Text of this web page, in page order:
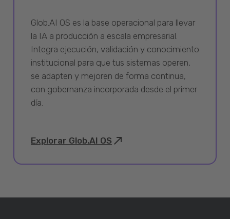
Glob.AI OS es la base operacional para llevar
la IA a producción a escala empresarial.
Integra ejecución, validación y conocimiento
institucional para que tus sistemas operen,
se adapten y mejoren de forma continua,
con gobernanza incorporada desde el primer
día.
Explorar Glob.AI OS